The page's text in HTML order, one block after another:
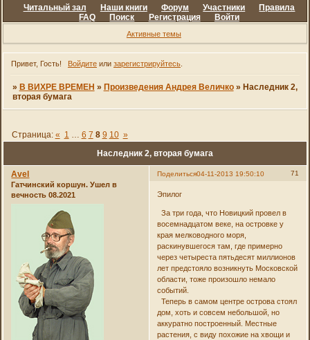
Читальный зал Наши книги Форум Участники
Правила
FAQ
Поиск Регистрация Войти
Активные темы
Привет, Гость! Войдитеили зарегистрируйтесь.
» В ВИХРЕ ВРЕМЕН » Произведения Андрея Величко » Наследник 2,
вторая бумага
Наследник 2, вторая бумага
Страница: « 1 … 6 7 8 9 10 »
Поделиться 71
04-11-2013 19:50:10
Avel
Гатчинский коршун. Ушел в
вечность 08.2021
Эпилог
За три года, что Новицкий провел в
восемнадцатом веке, на островке у
края мелководного моря,
раскинувшегося там, где примерно
через четыреста пятьдесят миллионов
лет предстояло возникнуть Московской
области, тоже произошло немало
событий.
Теперь в самом центре острова стоял
дом, хоть и совсем небольшой, но
аккуратно построенный. Местные
растения, с виду похожие на хвощи и